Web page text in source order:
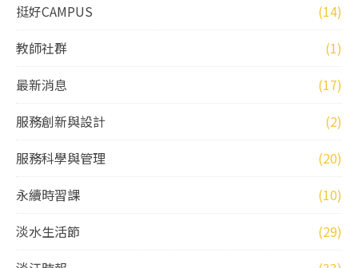
挺好CAMPUS
(14)
教師社群
(1)
最新消息
(17)
服務創新與設計
(2)
服務科學與管理
(20)
永續時習課
(10)
淡水生活節
(29)